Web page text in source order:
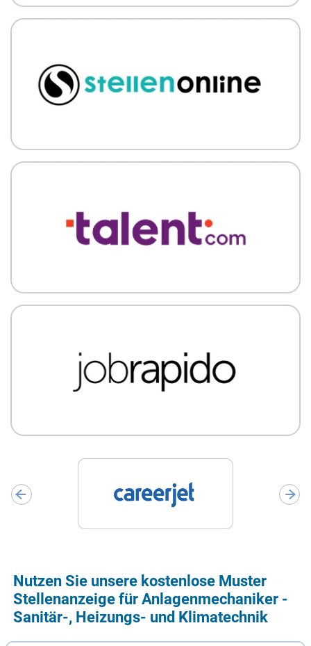
Nutzen Sie unsere kostenlose Muster
Stellenanzeige für Anlagenmechaniker -
Sanitär-, Heizungs- und Klimatechnik